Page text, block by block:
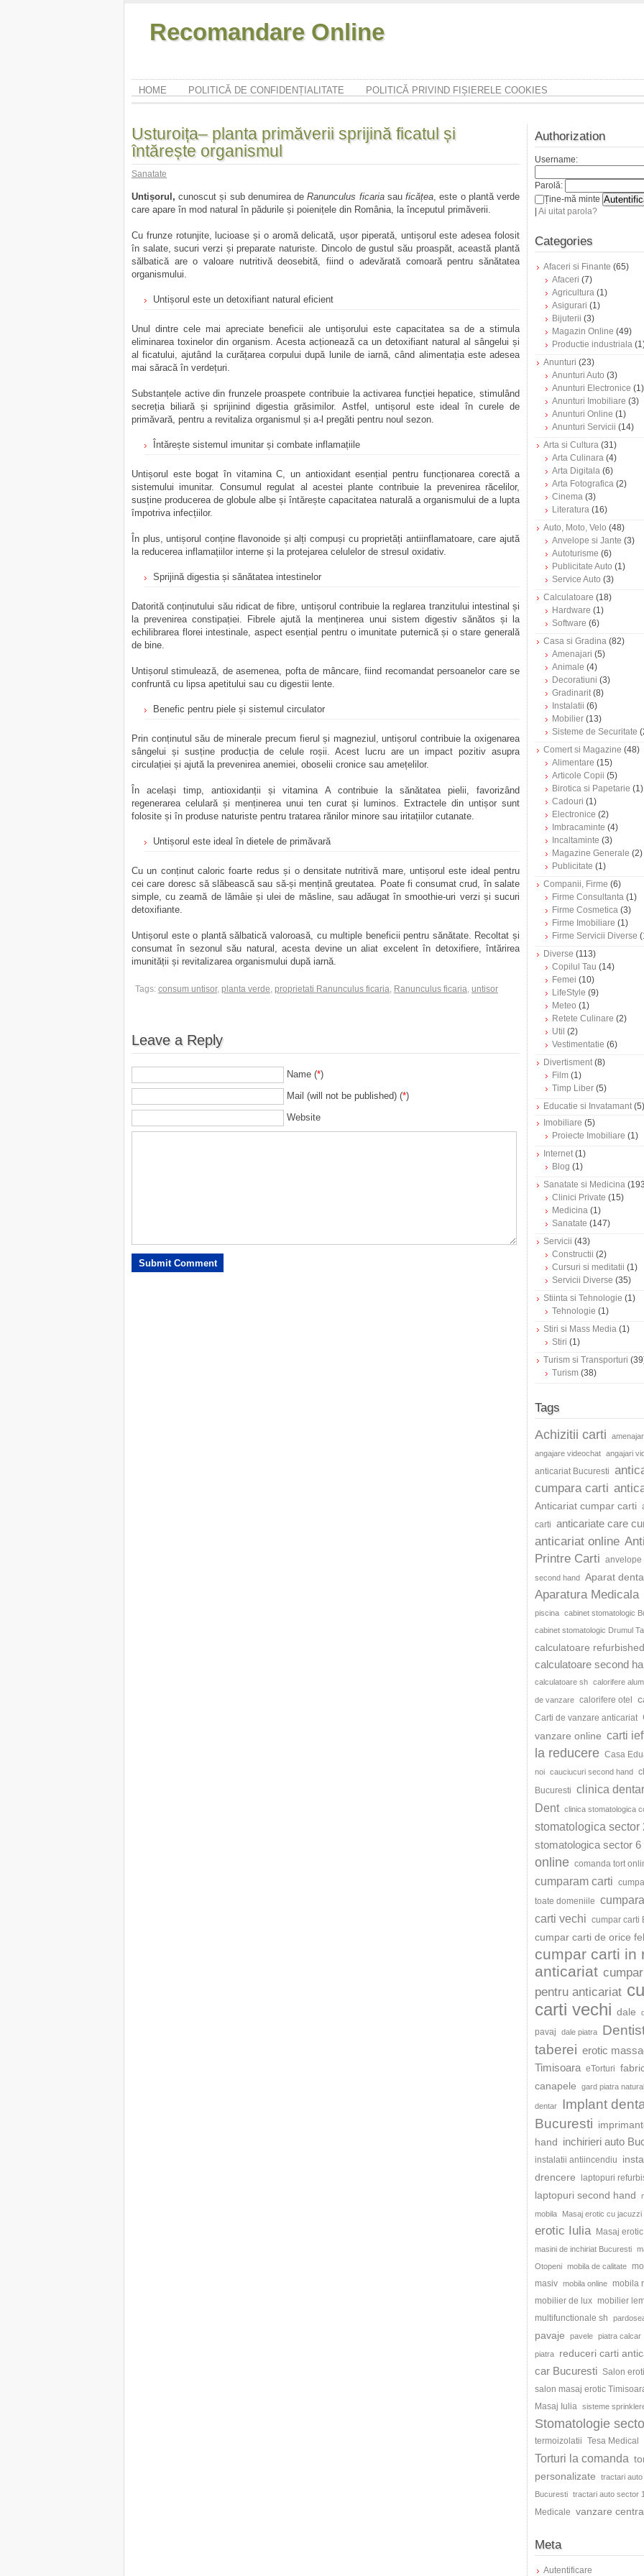
Recomandare Online
HOME POLITICĂ DE CONFIDENȚIALITATE POLITICĂ PRIVIND FIȘIERELE COOKIES
Usturoița– planta primăverii sprijină ficatul și
întărește organismul
Sanatate
Untișorul, cunoscut și sub denumirea deRanunculus ficariasauficățea, este o plantă verde
care apare în mod natural în pădurile și poienițele din România, la începutul primăverii.
Cu frunze rotunjite, lucioase și o aromă delicată, ușor piperată, untișorul este adesea folosit
în salate, sucuri verzi și preparate naturiste. Dincolo de gustul său proaspăt, această plantă
sălbatică are o valoare nutritivă deosebită, fiind o adevărată comoară pentru sănătatea
organismului.
Untișorul este un detoxifiant natural eficient
Unul dintre cele mai apreciate beneficii ale untișorului este capacitatea sa de a stimula
eliminarea toxinelor din organism. Acesta acționează ca un detoxifiant natural al sângelui și
al ficatului, ajutând la curățarea corpului după lunile de iarnă, când alimentația este adesea
mai săracă în verdețuri.
Substanțele active din frunzele proaspete contribuie la activarea funcției hepatice, stimulând
secreția biliară și sprijinind digestia grăsimilor. Astfel, untișorul este ideal în curele de
primăvară, pentru a revitaliza organismul și a-l pregăti pentru noul sezon.
Întărește sistemul imunitar și combate inflamațiile
Untișorul este bogat în vitamina C, un antioxidant esențial pentru funcționarea corectă a
sistemului imunitar. Consumul regulat al acestei plante contribuie la prevenirea răcelilor,
susține producerea de globule albe și întărește capacitatea naturală a organismului de a lupta
împotriva infecțiilor.
În plus, untișorul conține flavonoide și alți compuși cu proprietăți antiinflamatoare, care ajută
la reducerea inflamațiilor interne și la protejarea celulelor de stresul oxidativ.
Sprijină digestia și sănătatea intestinelor
Datorită conținutului său ridicat de fibre, untișorul contribuie la reglarea tranzitului intestinal și
la prevenirea constipației. Fibrele ajută la menținerea unui sistem digestiv sănătos și la
echilibrarea florei intestinale, aspect esențial pentru o imunitate puternică și o stare generală
de bine.
Untișorul stimulează, de asemenea, pofta de mâncare, fiind recomandat persoanelor care se
confruntă cu lipsa apetitului sau cu digestii lente.
Benefic pentru piele și sistemul circulator
Prin conținutul său de minerale precum fierul și magneziul, untișorul contribuie la oxigenarea
sângelui și susține producția de celule roșii. Acest lucru are un impact pozitiv asupra
circulației și ajută la prevenirea anemiei, oboselii cronice sau amețelilor.
În același timp, antioxidanții și vitamina A contribuie la sănătatea pielii, favorizând
regenerarea celulară și menținerea unui ten curat și luminos. Extractele din untișor sunt
folosite și în produse naturiste pentru tratarea rănilor minore sau iritațiilor cutanate.
Untișorul este ideal în dietele de primăvară
Cu un conținut caloric foarte redus și o densitate nutritivă mare, untișorul este ideal pentru
cei care doresc să slăbească sau să-și mențină greutatea. Poate fi consumat crud, în salate
simple, cu zeamă de lămâie și ulei de măsline, sau adăugat în smoothie-uri verzi și sucuri
detoxifiante.
Untișorul este o plantă sălbatică valoroasă, cu multiple beneficii pentru sănătate. Recoltat și
consumat în sezonul său natural, acesta devine un aliat excelent în detoxifiere, întărirea
imunității și revitalizarea organismului după iarnă.
Tags: consum untisor, planta verde, proprietati Ranunculus ficaria, Ranunculus ficaria, untisor
Leave a Reply
Name (*)
Mail (will not be published) (*)
Website
Authorization
Username:
Parolă:
Ține-mă minte
Ai uitat parola?
Categories
Afaceri si Finante (65)
Afaceri (7)
Agricultura (1)
Asigurari (1)
Bijuterii (3)
Magazin Online (49)
Productie industriala
Anunturi (23)
Anunturi Auto (3)
Anunturi Electronice (1)
Anunturi Imobiliare (3)
Anunturi Online (1)
Anunturi Servicii (14)
Arta si Cultura (31)
Arta Culinara (4)
Arta Digitala (6)
Arta Fotografica (2)
Cinema (3)
Literatura (16)
Auto, Moto, Velo (48)
Anvelope si Jante (3)
Autoturisme (6)
Publicitate Auto (1)
Service Auto (3)
Calculatoare (18)
Hardware (1)
Software (6)
Casa si Gradina (82)
Amenajari (5)
Animale (4)
Decoratiuni (3)
Gradinarit(8)
Instalatii (6)
Mobilier (13)
Sisteme de Securitate
Comert si Magazine (48)
Alimentare (15)
Articole Copii (5)
Birotica si Papetarie (1)
Cadouri (1)
Electronice (2)
Imbracaminte (4)
Incaltaminte (3)
Magazine Generale (2)
Publicitate (1)
Companii, Firme (6)
Firme Consultanta (1)
Firme Cosmetica (3)
Firme Imobiliare (1)
Firme Servicii Diverse
Diverse (113)
Copilul Tau (14)
Femei (10)
LifeStyle (9)
Meteo (1)
Retete Culinare (2)
Util (2)
Vestimentatie (6)
Divertisment(8)
Film (1)
Timp Liber (5)
Educatie si Invatamant(5)
Imobiliare (5)
Proiecte Imobiliare (1)
Internet(1)
Blog (1)
Sanatate si Medicina
Clinici Private (15)
Medicina (1)
Sanatate (147)
Servicii (43)
Constructii (2)
Cursuri si meditatii (1)
Servicii Diverse (35)
Stiinta si Tehnologie (1)
Tehnologie (1)
Stiri si Mass Media (1)
Stiri (1)
Turism si Transporturi
Turism (38)
Tags
Achizitii carti
angajare videochat angajari
anticariat Bucuresti
cumpara carti
Anticariat cumpar carti
carti anticariate care
anticariat online
Printre Carti anvelope
second hand Aparat
Aparatura Medicala
piscina cabinet stomatologic
cabinet stomatologic Drumul
calculatoare refurbished
calculatoare second
calculatoare sh calorifere
de vanzare calorifere otel
Carti de vanzare anticariat
vanzare online carti
la reducere Casa
noi cauciucuri second hand
Bucuresti clinica
Dent clinica stomatologica
stomatologica sector
stomatologica sector 6
online comanda tort
cumparam carti
toate domeniile
carti vechi cumpar carti
cumpar carti de orice fel
cumpar carti in
anticariat
pentru anticariat
carti vechi dale
pavaj dale piatra
taberei erotic
Timisoara eTorturi
canapele
gard piatra
dentar
Implant
Bucuresti
hand inchirieri auto
instalatii antiincendiu
drencere
laptopuri
laptopuri second hand
mobila Masaj erotic cu jacuzzi
erotic Iulia Masaj
masini de inchiriat Bucuresti
Otopeni mobila de calitate
masiv mobila online
mobila
mobilier de lux mobilier
multifunctionale sh
pavaje pavele piatra calcar
piatra reduceri carti
car Bucuresti Salon
salon masaj erotic
Masaj Iulia sisteme
Stomatologie
termoizolatii Tesa Medical
Torturi la comanda
personalizate
tractari auto
Bucuresti tractari auto sector
Medicale vanzare
Meta
Autentificare